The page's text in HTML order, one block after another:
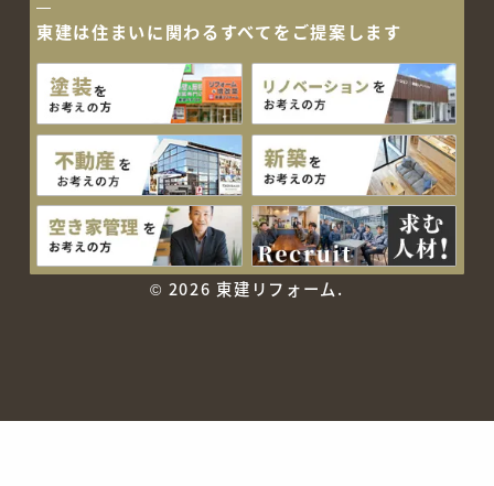
東建は住まいに関わるすべてをご提案します
© 2026 東建リフォーム.